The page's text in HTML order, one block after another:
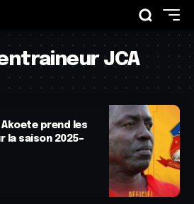
JCA
prend les
la saison 2025–